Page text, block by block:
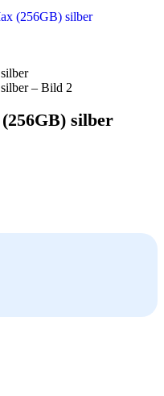
silber
Menge